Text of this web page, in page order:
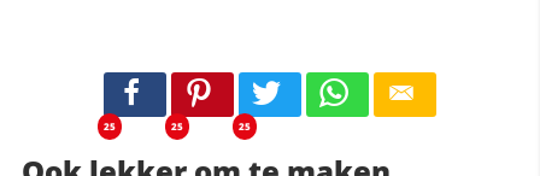
25 25 25